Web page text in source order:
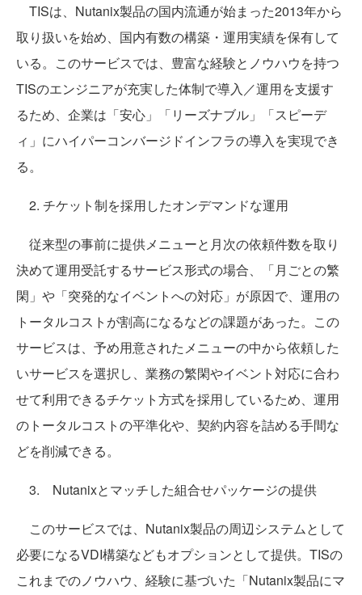
TISは、Nutanix製品の国内流通が始まった2013年から
取り扱いを始め、国内有数の構築・運用実績を保有して
いる。このサービスでは、豊富な経験とノウハウを持つ
TISのエンジニアが充実した体制で導入／運用を支援す
るため、企業は「安心」「リーズナブル」「スピーデ
ィ」にハイパーコンバージドインフラの導入を実現でき
る。
2. チケット制を採用したオンデマンドな運用
従来型の事前に提供メニューと月次の依頼件数を取り
決めて運用受託するサービス形式の場合、「月ごとの繁
閑」や「突発的なイベントへの対応」が原因で、運用の
トータルコストが割高になるなどの課題があった。この
サービスは、予め用意されたメニューの中から依頼した
いサービスを選択し、業務の繁閑やイベント対応に合わ
せて利用できるチケット方式を採用しているため、運用
のトータルコストの平準化や、契約内容を詰める手間な
どを削減できる。
3. Nutanixとマッチした組合せパッケージの提供
このサービスでは、Nutanix製品の周辺システムとして
必要になるVDI構築などもオプションとして提供。TISの
これまでのノウハウ、経験に基づいた「Nutanix製品にマ